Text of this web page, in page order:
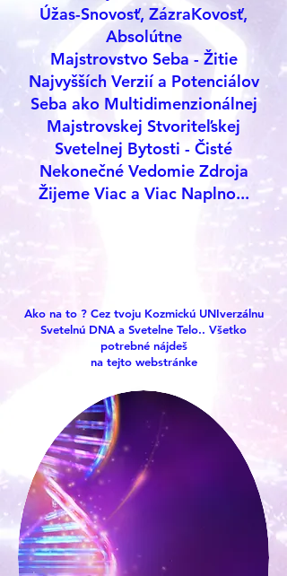
Úžas-Snovosť, ZázraKovosť,
Absolútne
Majstrovstvo Seba - Žitie
Najvyšších Verzií a Potenciálov
Seba ako Multidimenzionálnej
Majstrovskej Stvoriteľskej
Svetelnej Bytosti - Čisté
Nekonečné Vedomie Zdroja
Žijeme Viac a Viac Naplno...
Ako na to ? Cez tvoju Kozmickú UNIverzálnu
Svetelnú DNA a Svetelne Telo.. Všetko
potrebné nájdeš
na tejto webstránke